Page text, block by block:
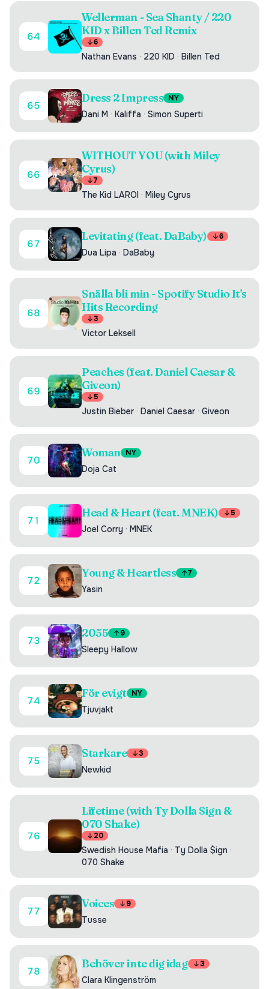
64
Wellerman - Sea Shanty / 220
KID x Billen Ted Remix
6
Nathan Evans · 220 KID · Billen Ted
65
Dress 2 Impress NY
Dani M · Kaliffa · Simon Superti
66
WITHOUT YOU (with Miley
Cyrus)
7
The Kid LAROI · Miley Cyrus
67
Levitating (feat. DaBaby) 6
Dua Lipa · DaBaby
68
Snälla bli min - Spotify Studio It's
Hits Recording
3
Victor Leksell
69
Peaches (feat. Daniel Caesar &
Giveon)
5
Justin Bieber · Daniel Caesar · Giveon
70
Woman NY
Doja Cat
71
Head & Heart (feat. MNEK) 5
Joel Corry · MNEK
72
Young & Heartless 7
Yasin
73
2055 9
Sleepy Hallow
74
För evigt NY
Tjuvjakt
75
Starkare 3
Newkid
76
Lifetime (with Ty Dolla $ign &
070 Shake)
20
Swedish House Mafia · Ty Dolla $ign ·
070 Shake
77
Voices 9
Tusse
78
Behöver inte dig idag 3
Clara Klingenström